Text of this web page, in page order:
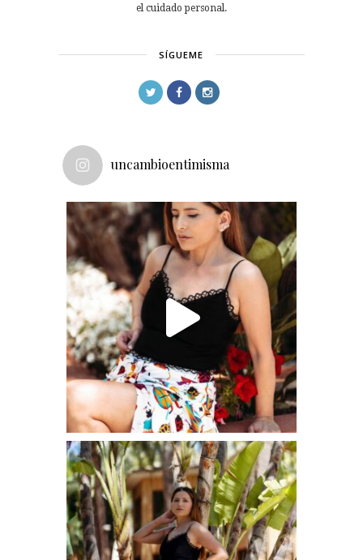
el cuidado personal.
SÍGUEME
uncambioentimisma